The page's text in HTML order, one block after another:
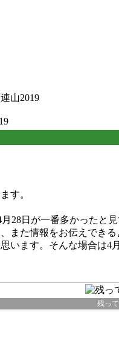
山2019
す。
28日が一番多かったと見
た情報をお伝えできる
ます。そんな場合は4
残っ